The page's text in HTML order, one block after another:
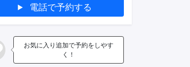
電話で予約する
お気に入り追加で予約をしやす
く！